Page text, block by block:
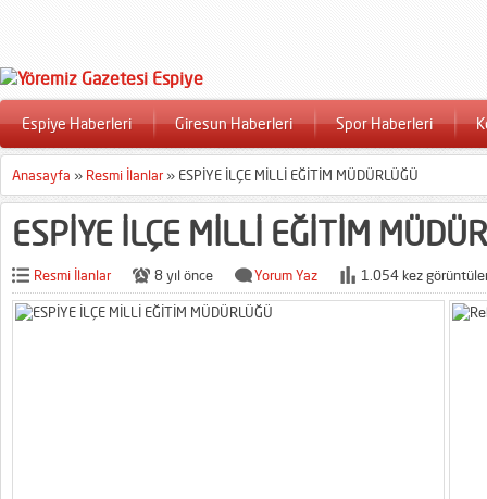
Espiye Haberleri Giresun Haberleri Spor Haberleri
Anasayfa » Resmi İlanlar » ESPİYE İLÇE MİLLİ EĞİTİM MÜDÜRLÜĞÜ
ESPİYE İLÇE MİLLİ EĞİTİM
Resmi İlanlar 8 yıl önce Yorum Yaz 1.054 kez